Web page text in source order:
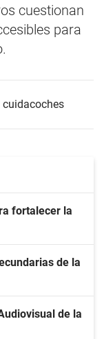
cuestionan
para
cuidacoches
fortalecer la
de la
de la